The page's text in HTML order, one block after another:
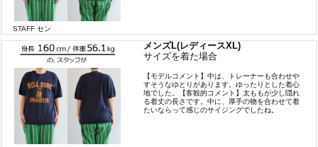
STAFF セン
メンズL(レディースXL)
サイズを着た場合
【モデルコメント】中は、トレーナーも合わせや
すそうなゆとりがあります。ゆったりとした着心
地でした。【客観的コメント】太ももが少し隠れ
る着丈の長さです。中に、厚手の物を合わせて着
たいならって感じのサイジングでしたね。